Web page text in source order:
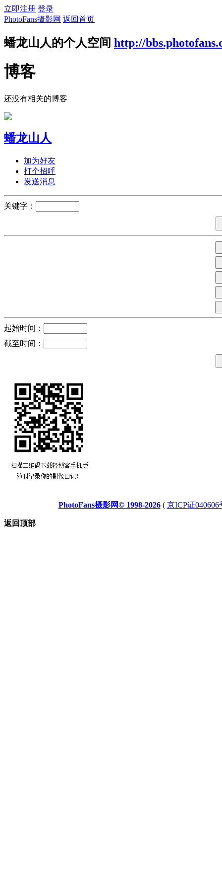
立即注册 登录
PhotoFans摄影网 返回首页
蟠龙山人的个人空间 http://
博客
还没有相关的博客
蟠龙山人
加为好友
打个招呼
发送消息
关键字：
起始时间：
截至时间：
PhotoFans摄影网© 1998-2026( 京ICP证040606
返回顶部